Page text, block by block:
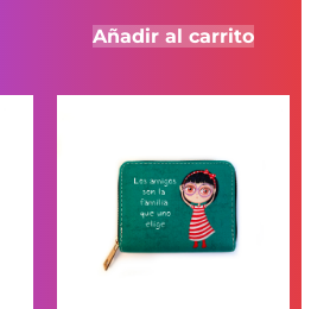
Añadir al carrito